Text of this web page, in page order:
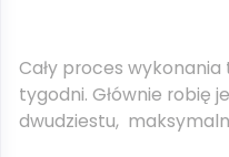
Cały proces
tygodni. Głównie robię
dwudziestu,